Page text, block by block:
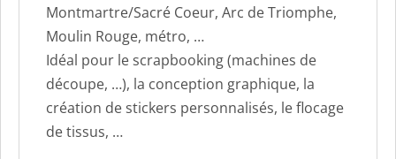
Montmartre/Sacré Coeur, Arc de Triomphe,
Moulin Rouge, métro, …
Idéal pour le scrapbooking (machines de
découpe, …), la conception graphique, la
création de stickers personnalisés, le flocage
de tissus, …